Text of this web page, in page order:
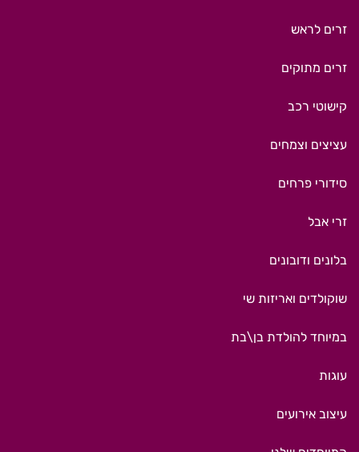
זרים לראש
זרים מתוקים
קישוטי רכב
עציצים וצמחים
סידורי פרחים
זרי אבל
בלונים ודובונים
שוקולדים ואריזות שי
במיוחד להולדת בן\בת
עוגות
עיצוב אירועים